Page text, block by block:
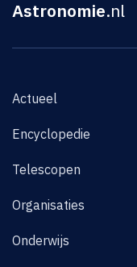
Astronomie.nl
Actueel
Encyclopedie
Telescopen
Organisaties
Onderwijs